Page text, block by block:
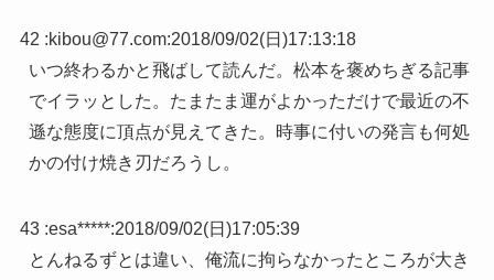
42 :kibou@77.com:2018/09/02(日)17:13:18
いつ終わるかと飛ばして読んだ。松本を褒めちぎる記事
でイラッとした。たまたま運がよかっただけで最近の不
遜な態度に頂点が見えてきた。時事に付いの発言も何処
かの付け焼き刃だろうし。
43 :esa*****:2018/09/02(日)17:05:39
とんねるずとは違い、俺流に拘らなかったところが大き